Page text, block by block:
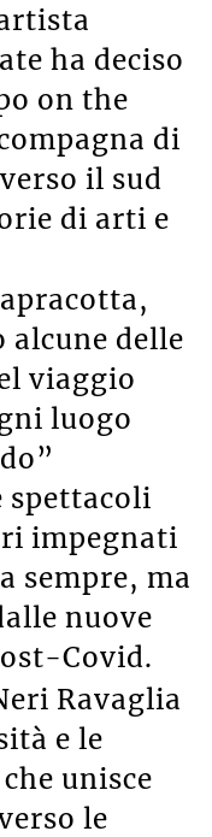
ha deciso
on the
di
il sud
di arti e
alcune delle
viaggio
luogo
spettacoli
impegnati
sempre, ma
nuove
Covid.
Ravaglia
e le
unisce
le